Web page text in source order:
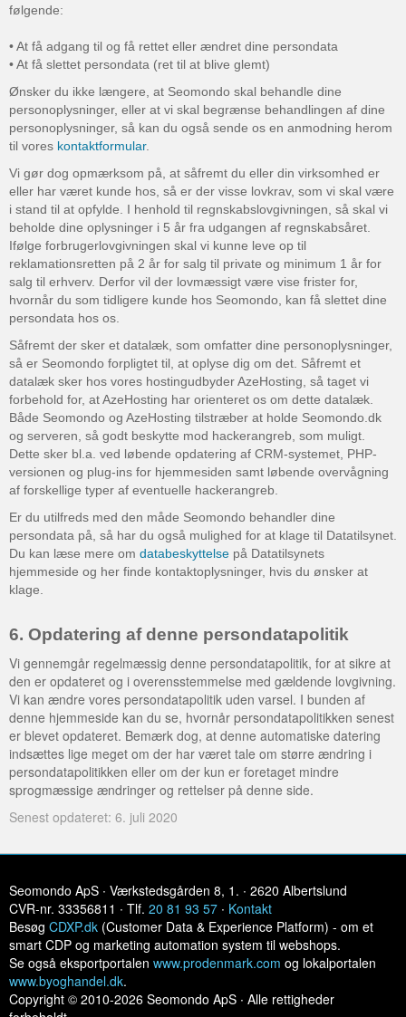
følgende:
• At få adgang til og få rettet eller ændret dine persondata
• At få slettet persondata (ret til at blive glemt)
Ønsker du ikke længere, at Seomondo skal behandle dine
personoplysninger, eller at vi skal begrænse behandlingen af dine
personoplysninger, så kan du også sende os en anmodning herom
til vores kontaktformular.
Vi gør dog opmærksom på, at såfremt du eller din virksomhed er
eller har været kunde hos, så er der visse lovkrav, som vi skal være
i stand til at opfylde. I henhold til regnskabslovgivningen, så skal vi
beholde dine oplysninger i 5 år fra udgangen af regnskabsåret.
Ifølge forbrugerlovgivningen skal vi kunne leve op til
reklamationsretten på 2 år for salg til private og minimum 1 år for
salg til erhverv. Derfor vil der lovmæssigt være vise frister for,
hvornår du som tidligere kunde hos Seomondo, kan få slettet dine
persondata hos os.
Såfremt der sker et datalæk, som omfatter dine personoplysninger,
så er Seomondo forpligtet til, at oplyse dig om det. Såfremt et
datalæk sker hos vores hostingudbyder AzeHosting, så taget vi
forbehold for, at AzeHosting har orienteret os om dette datalæk.
Både Seomondo og AzeHosting tilstræber at holde Seomondo.dk
og serveren, så godt beskytte mod hackerangreb, som muligt.
Dette sker bl.a. ved løbende opdatering af CRM-systemet, PHP-
versionen og plug-ins for hjemmesiden samt løbende overvågning
af forskellige typer af eventuelle hackerangreb.
Er du utilfreds med den måde Seomondo behandler dine
persondata på, så har du også mulighed for at klage til Datatilsynet.
Du kan læse mere om databeskyttelse på Datatilsynets
hjemmeside og her finde kontaktoplysninger, hvis du ønsker at
klage.
6. Opdatering af denne persondatapolitik
Vi gennemgår regelmæssig denne persondatapolitik, for at sikre at
den er opdateret og i overensstemmelse med gældende lovgivning.
Vi kan ændre vores persondatapolitik uden varsel. I bunden af
denne hjemmeside kan du se, hvornår persondatapolitikken senest
er blevet opdateret. Bemærk dog, at denne automatiske datering
indsættes lige meget om der har været tale om større ændring i
persondatapolitikken eller om der kun er foretaget mindre
sprogmæssige ændringer og rettelser på denne side.
Senest opdateret: 6. juli 2020
Seomondo ApS ∙ Værkstedsgården 8, 1. ∙ 2620 Albertslund
CVR-nr. 33356811 ∙ Tlf. 20 81 93 57 ∙ Kontakt
Besøg CDXP.dk (Customer Data & Experience Platform) - om et
smart CDP og marketing automation system til webshops.
Se også eksportportalen www.prodenmark.com og lokalportalen
www.byoghandel.dk.
Copyright © 2010-2026 Seomondo ApS ∙ Alle rettigheder